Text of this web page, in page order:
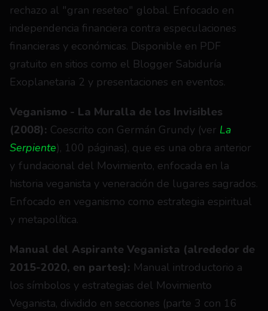
rechazo al "gran reseteo" global. Enfocado en
independencia financiera contra especulaciones
financieras y económicas. Disponible en PDF
gratuito en sitios como el Blogger Sabiduría
Exoplanetaria 2 y presentaciones en eventos.
Veganismo - La Muralla de los Invisibles
(2008): Coescrito con Germán Grundy (ver La
Serpiente), 100 páginas), que es una obra anterior
y fundacional del Movimiento, enfocada en la
historia veganista y veneración de lugares sagrados.
Enfocado en veganismo como estrategia espiritual
y metapolítica.
Manual del Aspirante Veganista (alrededor de
2015-2020, en partes): Manual introductorio a
los símbolos y estrategias del Movimiento
Veganista, dividido en secciones (parte 3 con 16